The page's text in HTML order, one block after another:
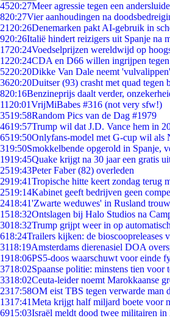
4520:27Meer agressie tegen een
820:27Vier aanhoudingen na
21 20:26Denemarken pakt AI-gebruik in
920:26Italië hindert reizigers uit Spanje na
1720:24Voedselprijzen wereldwijd op
1220:24CDA en D66 willen ingrijpen
5220:20Dikke Van Dale neemt
3620:20Duitser (93) crasht met quad tegen
820:16Benzineprijs daalt verder,
11 20:01VrijMiBabes #316 (not very sfw!)
3519:58Random Pics van de Dag #1979
4619:57Trump wil dat J.D. Vance hem in
6519:50Onlyfans-model met G-cup wil als
319:50Smokkelbende opgerold in Spanje,
1919:45Quake krijgt na 30 jaar een gratis
2519:43Peter Faber (82) overleden
2919:41Tropische hitte keert zondag terug
2519:14Kabinet geeft bedrijven geen
2418:41'Zwarte weduwes' in Rusland
1518:32Ontslagen bij Halo Studios na
3018:32Trump grijpt weer in op
618:24Trailers kijken: de bioscoopreleases
3118:19Amsterdams dierenasiel DOA
1918:06PS5-doos waarschuwt voor einde
3718:02Spaanse politie: minstens tien voor
3318:02Ceuta-leider noemt Marokkaanse
2317:58OM eist TBS tegen verwarde man
1317:41Meta krijgt half miljard boete voor
6915:03Israël meldt dood twee militairen